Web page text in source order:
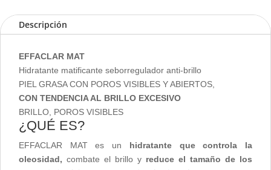
Descripción
EFFACLAR MAT
Hidratante matificante seborregulador anti-brillo
PIEL GRASA CON POROS VISIBLES Y ABIERTOS,
CON TENDENCIA AL BRILLO EXCESIVO
BRILLO, POROS VISIBLES
¿QUÉ ES?
EFFACLAR MAT es un hidratante que controla la
oleosidad, combate el brillo y reduce el tamaño de los